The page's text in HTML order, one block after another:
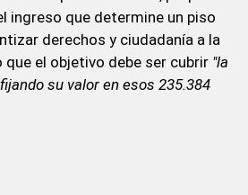
ingreso que determine un piso
derechos y ciudadanía a la
que el objetivo debe ser cubrir "la
su valor en esos 235.384